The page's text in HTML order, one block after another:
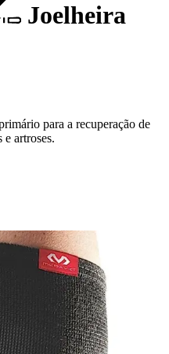
Joelheira
para a recuperação de
e artroses.